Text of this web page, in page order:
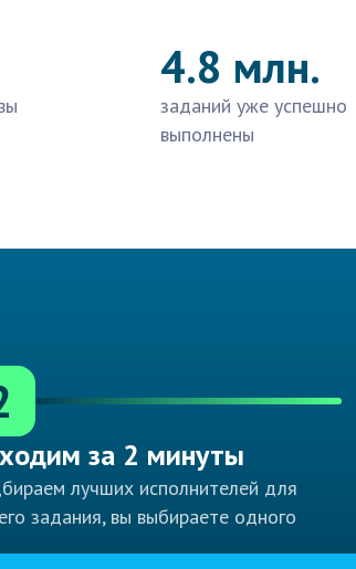
4.8 млн.
заданий уже успешно
выполнены
за 2 минуты
лучших исполнителей для
задания, вы выбираете одного